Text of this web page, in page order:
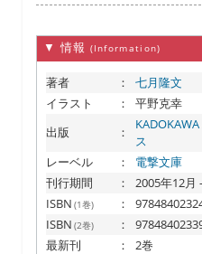
▼ 情報 (Information)
著者 ：
七月隆文
イラスト
：
平野克幸
出版
：
ス
レーベル
：
電撃文庫
刊行期間
：
2005年12月
ISBN (1巻) ：
ISBN (2巻) ：
最新刊
： 2巻